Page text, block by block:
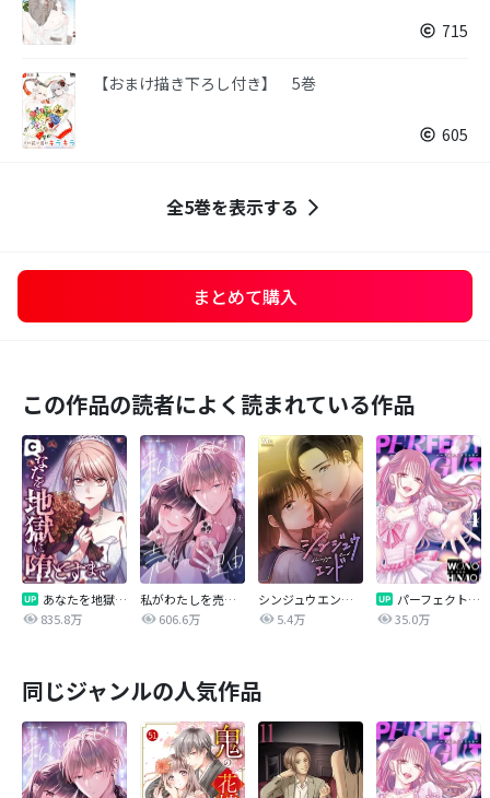
715
【おまけ描き下ろし付き】 5巻
605
全5巻を表示する
まとめて購入
この作品の読者によく読まれている作品
あなたを地獄に堕とすまで
835.8万
私がわたしを売る理由
606.6万
シンジュウエンド【タテヨミ】
5.4万
パーフェクトグリッター
35.0万
同じジャンルの人気作品